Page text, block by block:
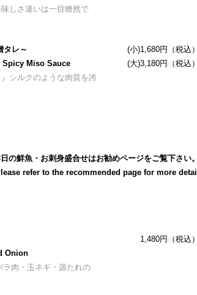
しさ違いは一目瞭然で
タレ～
Spicy Miso Sauce
シルクのような肉質を誇
(小)1,680円（税込）
(大)3,180円（税込）
の鮮魚・お刺身盛合せはお勧めページをご覧下さい。
refer to the recommended page for more detail
Onion
ラ肉・玉ネギ・源たれの
1,480円（税込）